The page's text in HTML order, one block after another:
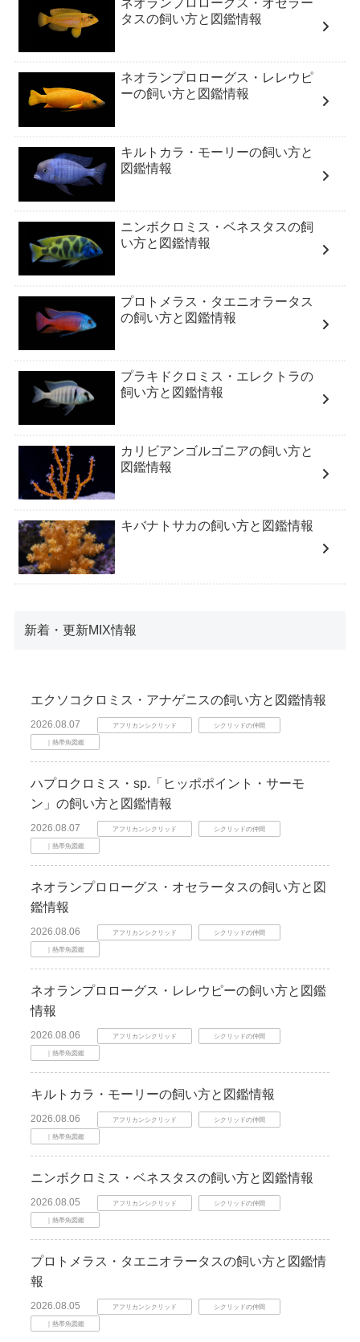
ネオランプロローグス・オセラー
タスの飼い方と図鑑情報
ネオランプロローグス・レレウピ
ーの飼い方と図鑑情報
キルトカラ・モーリーの飼い方と
図鑑情報
ニンボクロミス・ベネスタスの飼
い方と図鑑情報
プロトメラス・タエニオラータス
の飼い方と図鑑情報
プラキドクロミス・エレクトラの
飼い方と図鑑情報
カリビアンゴルゴニアの飼い方と
図鑑情報
キバナトサカの飼い方と図鑑情報
新着・更新MIX情報
エクソコクロミス・アナゲニスの飼い方と図鑑情報
2026.08.07 アフリカンシクリッド シクリッドの仲間
｜熱帯魚図鑑
ハプロクロミス・sp.「ヒッポポイント・サーモ
ン」の飼い方と図鑑情報
2026.08.07 アフリカンシクリッド シクリッドの仲間
｜熱帯魚図鑑
ネオランプロローグス・オセラータスの飼い方と図
鑑情報
2026.08.06 アフリカンシクリッド シクリッドの仲間
｜熱帯魚図鑑
ネオランプロローグス・レレウピーの飼い方と図鑑
情報
2026.08.06 アフリカンシクリッド シクリッドの仲間
｜熱帯魚図鑑
キルトカラ・モーリーの飼い方と図鑑情報
2026.08.06 アフリカンシクリッド シクリッドの仲間
｜熱帯魚図鑑
ニンボクロミス・ベネスタスの飼い方と図鑑情報
2026.08.05 アフリカンシクリッド シクリッドの仲間
｜熱帯魚図鑑
プロトメラス・タエニオラータスの飼い方と図鑑情
報
2026.08.05 アフリカンシクリッド シクリッドの仲間
｜熱帯魚図鑑